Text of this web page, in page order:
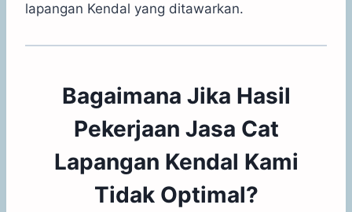
lapangan Kendal yang ditawarkan.
Bagaimana Jika Hasil
Pekerjaan Jasa Cat
Lapangan Kendal Kami
Tidak Optimal?